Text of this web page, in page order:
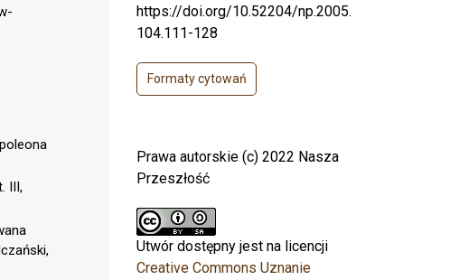
III,
https://doi.org/10.52204/np.2005.
104.111-128
Formaty cytowań
Prawa autorskie (c) 2022 Nasza
Przeszłość
Utwór dostępny jest na licencji
Creative Commons Uznanie